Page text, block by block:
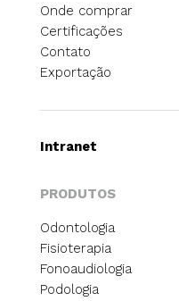
Onde comprar
Certificações
Contato
Exportação
Intranet
PRODUTOS
Odontologia
Fisioterapia
Fonoaudiologia
Podologia